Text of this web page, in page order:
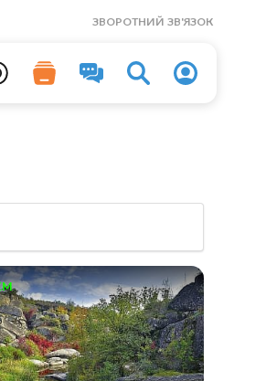
ЗВОРОТНИЙ ЗВ'ЯЗОК